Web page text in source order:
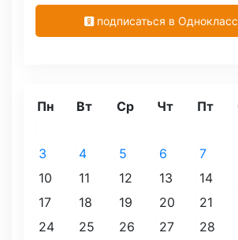
подписаться в
Пн Вт Ср Чт Пт
3
4 5 6 7
10
11 12 13 14
17
18 19 20 21
24
25 26 27 28